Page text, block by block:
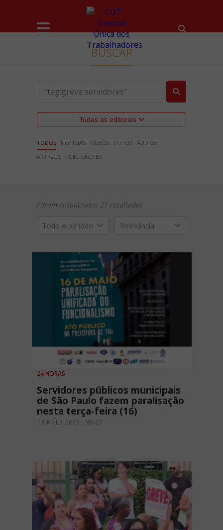
BUSCAR
Todas as editorias
TODOS NOTÍCIAS VÍDEOS FOTOS ÁUDIOS
ARTIGOS
PUBLICAÇÕES
Foram encontrados 21 resultados
Todo o período Relevância
24 HORAS
Servidores públicos municipais
de São Paulo fazem paralisação
nesta terça-feira (16)
16 MAIO, 2023 - 08H27